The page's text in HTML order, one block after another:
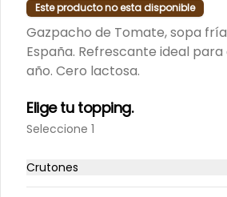
Variedad de
fruta, marca
Variedad de
Este producto no esta disponible
Gazpacho de Tomate, sopa
España. Refrescante ideal
año. Cero lactosa.
Elige tu topping.
Seleccione 1
Crutones